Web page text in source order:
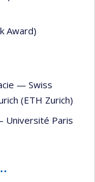
Award)
— Swiss
(ETH Zurich)
Université Paris